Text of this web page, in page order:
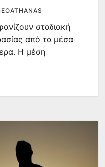
σταδιακή
από τα μέσα
Η μέση